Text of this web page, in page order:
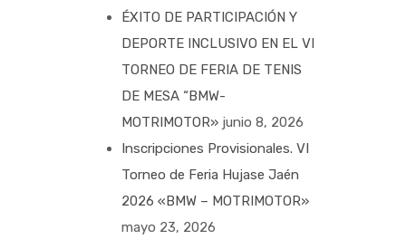
ÉXITO DE PARTICIPACIÓN Y
DEPORTE INCLUSIVO EN EL VI
TORNEO DE FERIA DE TENIS
DE MESA “BMW-
MOTRIMOTOR» junio 8, 2026
Inscripciones Provisionales. VI
Torneo de Feria Hujase Jaén
2026 «BMW – MOTRIMOTOR»
mayo 23, 2026